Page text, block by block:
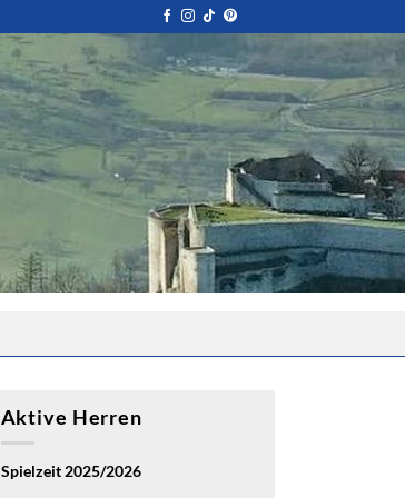
Aktive Herren
Spielzeit 2025/2026